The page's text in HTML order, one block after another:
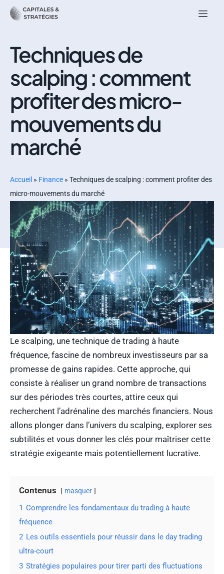
Techniques de
scalping : comment
profiter des micro-
mouvements du
marché
Accueil » Finance » Techniques de scalping : comment profiter des
micro-mouvements du marché
Le scalping, une technique de trading à haute
fréquence, fascine de nombreux investisseurs par sa
promesse de gains rapides. Cette approche, qui
consiste à réaliser un grand nombre de transactions
sur des périodes très courtes, attire ceux qui
recherchent l’adrénaline des marchés financiers. Nous
allons plonger dans l’univers du scalping, explorer ses
subtilités et vous donner les clés pour maîtriser cette
stratégie exigeante mais potentiellement lucrative.
Contenus masquer
1 Comprendre les fondamentaux du trading à haute
fréquence
2 Les outils essentiels pour réussir dans le day trading
ultra-court
3 Stratégies populaires pour tirer parti des fluctuations